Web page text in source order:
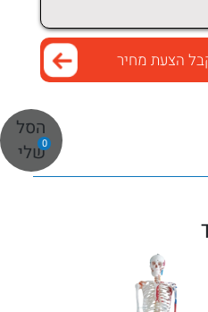
0
הסל
שלי
+